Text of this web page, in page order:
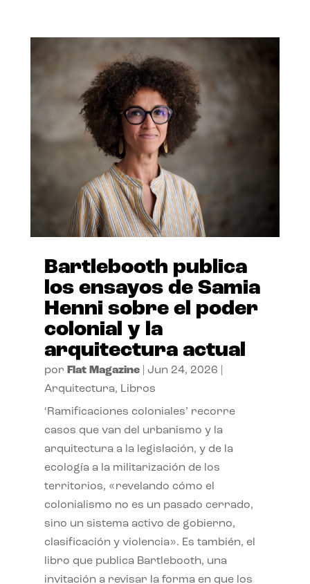
Bartlebooth publica
los ensayos de Samia
Henni sobre el poder
colonial y la
arquitectura actual
por Flat Magazine| Jun 24, 2026
Arquitectura, Libros
‘Ramificaciones coloniales’ recorre
casos que van del urbanismo y la
arquitectura a la legislación, y de la
ecología a la militarización de los
territorios, «revelando cómo el
colonialismo no es un pasado cerrado,
sino un sistema activo de gobierno,
clasificación y violencia». Es también, el
libro que publica Bartlebooth, una
invitación a revisar la forma en que los